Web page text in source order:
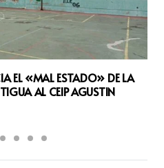
EL «MAL ESTADO» DE LA
AL CEIP AGUSTIN